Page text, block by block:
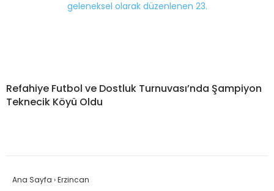
Refahiye Futbol ve Dostluk Turnuvası’nda Şampiyon
Teknecik Köyü Oldu
Ana Sayfa ›Erzincan